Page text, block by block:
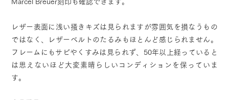
Marcel Breuer刻印も確認できます。
レザー表面に浅い掻きキズは見られますが雰囲気を損なうもの
ではなく、レザーベルトのたるみもほとんど感じられません。
フレームにもサビやくすみは見られず、50年以上経っていると
は思えないほど大変素晴らしいコンディションを保っていま
す。